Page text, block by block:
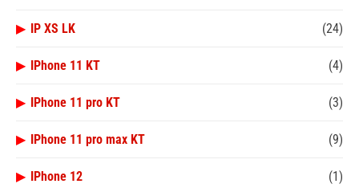
▶ IP XS LK (24)
▶ IPhone 11 KT (4)
▶ IPhone 11 pro KT (3)
▶ IPhone 11 pro max KT (9)
▶ IPhone 12 (1)